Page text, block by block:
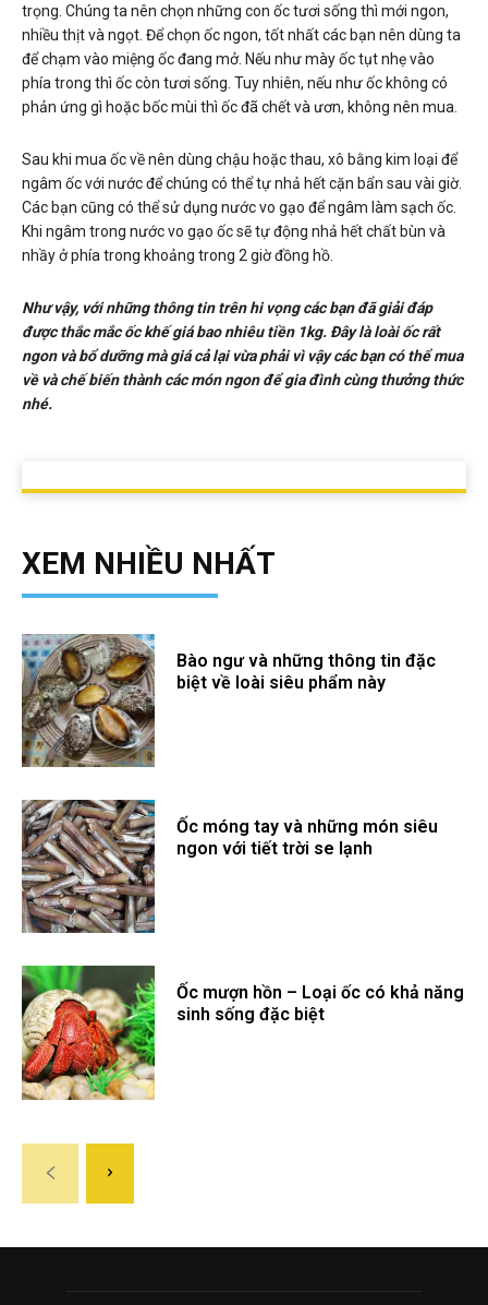
trọng. Chúng ta nên chọn những con ốc tươi sống thì mới ngon,
nhiều thịt và ngọt. Để chọn ốc ngon, tốt nhất các bạn nên dùng ta
để chạm vào miệng ốc đang mở. Nếu như mày ốc tụt nhẹ vào
phía trong thì ốc còn tươi sống. Tuy nhiên, nếu như ốc không có
phản ứng gì hoặc bốc mùi thì ốc đã chết và ươn, không nên mua.
Sau khi mua ốc về nên dùng chậu hoặc thau, xô bằng kim loại để
ngâm ốc với nước để chúng có thể tự nhả hết cặn bẩn sau vài giờ.
Các bạn cũng có thể sử dụng nước vo gạo để ngâm làm sạch ốc.
Khi ngâm trong nước vo gạo ốc sẽ tự động nhả hết chất bùn và
nhầy ở phía trong khoảng trong 2 giờ đồng hồ.
Như vậy, với những thông tin trên hi vọng các bạn đã giải đáp
được thắc mắc ốc khế giá bao nhiêu tiền 1kg. Đây là loài ốc rất
ngon và bổ dưỡng mà giá cả lại vừa phải vì vậy các bạn có thể mua
về và chế biến thành các món ngon để gia đình cùng thưởng thức
nhé.
XEM NHIỀU NHẤT
Bào ngư và những thông tin đặc
biệt về loài siêu phẩm này
Ốc móng tay và những món siêu
ngon với tiết trời se lạnh
Ốc mượn hồn – Loại ốc có khả năng
sinh sống đặc biệt